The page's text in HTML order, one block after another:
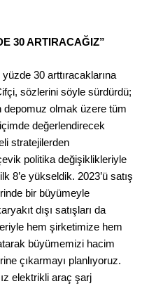
30 ARTIRACAĞIZ”
30 arttıracaklarına
sözlerini söyle sürdürdü;
depomuz olmak üzere tüm
değerlendirecek
stratejilerden
politika değişiklikleriyle
8’e yükseldik. 2023’ü satış
bir büyümeyle
dışı satışları da
hem şirketimize hem
büyümemizi hacim
çıkarmayı planlıyoruz.
elektrikli araç şarj